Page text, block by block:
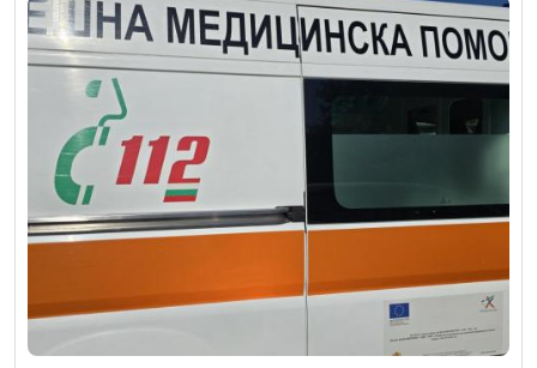
Email
Коментар*